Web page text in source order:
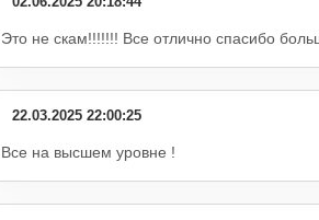
Это не скам!!!!!!! Все отлично спасибо
22.03.2025 22:00:25
Все на высшем уровне !